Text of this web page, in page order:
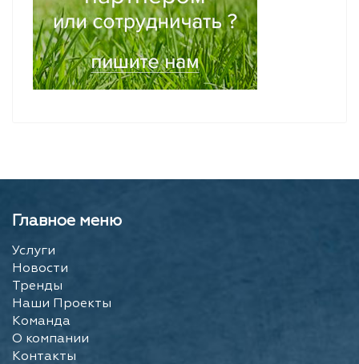
Главное меню
Услуги
Новости
Тренды
Наши Проекты
Команда
О компании
Контакты